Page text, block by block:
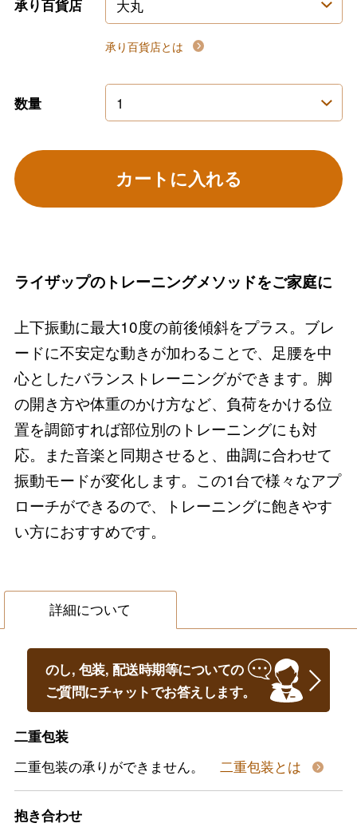
承り百貨店
承り百貨店とは
数量
カートに入れる
ライザップのトレーニングメソッドをご家庭に
上下振動に最大10度の前後傾斜をプラス。ブレ
ードに不安定な動きが加わることで、足腰を中
心としたバランストレーニングができます。脚
の開き方や体重のかけ方など、負荷をかける位
置を調節すれば部位別のトレーニングにも対
応。また音楽と同期させると、曲調に合わせて
振動モードが変化します。この1台で様々なアプ
ローチができるので、トレーニングに飽きやす
い方におすすめです。
詳細について
のし, 包装, 配送時期等についての
ご質問にチャットでお答えします。
二重包装
二重包装の承りができません。
二重包装とは
抱き合わせ